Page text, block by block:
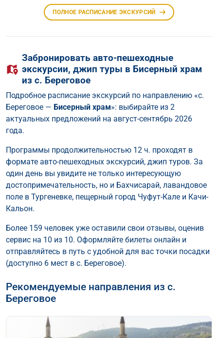
ПОЛНОЕ РАСПИСАНИЕ ЭКСКУРСИЙ
Забронировать авто-пешеходные
экскурсии, джип туры в Бисерный храм
из с. Береговое
Подробное расписание экскурсий по направлению «с.
Береговое — Бисерный храм»: выбирайте из 2
актуальных предложений на август-сентябрь 2026
года.
Программы продолжительностью 12 ч. проходят в
формате авто-пешеходных экскурсий, джип туров. За
один день вы увидите не только интересующую
достопримечательность, но и Бахчисарай, лавандовое
поле в Тургеневке, пещерный город Чуфут-Кале и Качи-
Кальон.
Более 159 человек уже оставили свои отзывы, оценив
сервис на 10 из 10. Оформляйте билеты онлайн и
отправляйтесь в путь с удобной для вас точки посадки
(доступно 6 мест в с. Береговое).
Рекомендуемые направления из с.
Береговое